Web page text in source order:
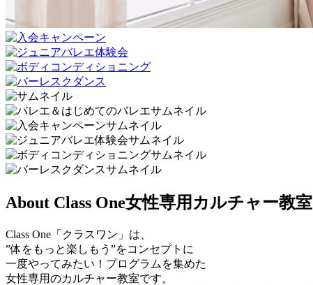
About Class One女性専用カルチャー教室
Class One「クラスワン」は、
”体をもっと楽しもう”をコンセプトに
一度やってみたい！プログラムを集めた
女性専用のカルチャー教室です。